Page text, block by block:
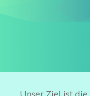
ProVoiceVR
ProVoiceVR